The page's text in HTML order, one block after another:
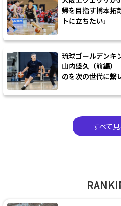
帰を目指す橋本拓
トに立ちたい」
琉球ゴールデンキ
山内盛久（前編）
のを次の世代に繋
すべて見